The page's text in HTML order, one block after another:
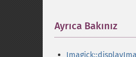
Ayrıca Bakınız